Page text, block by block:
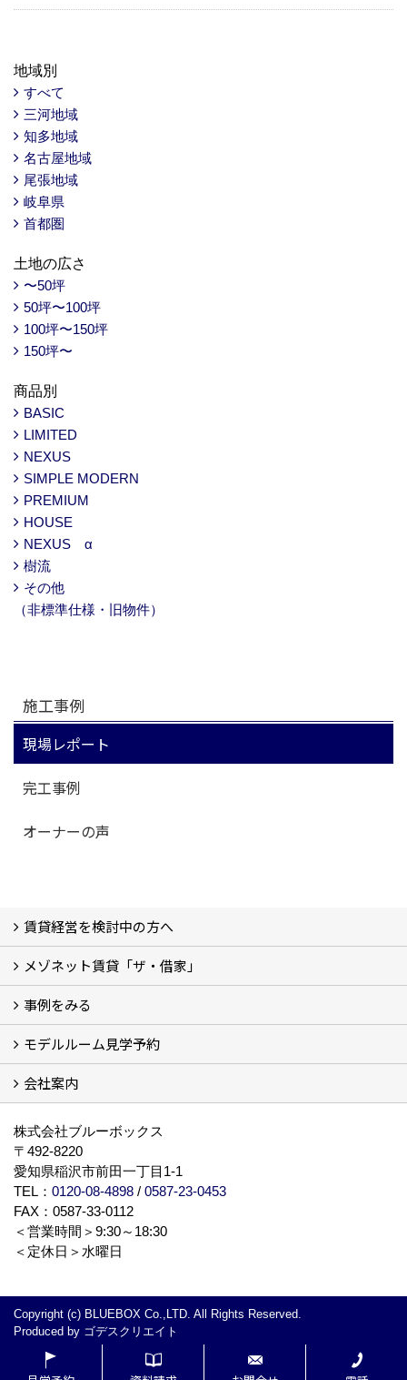
地域別
すべて
三河地域
知多地域
名古屋地域
尾張地域
岐阜県
首都圏
土地の広さ
〜50坪
50坪〜100坪
100坪〜150坪
150坪〜
商品別
BASIC
LIMITED
NEXUS
SIMPLE MODERN
PREMIUM
HOUSE
NEXUS α
樹流
その他
（非標準仕様・旧物件）
施工事例
現場レポート
完工事例
オーナーの声
賃貸経営を検討中の方へ
私たちの考え方
賃貸経営の成功学
様々な無料サービス
相続税とは
よくあるご質問
メゾネット賃貸「ザ・借家」
ザ・借家について詳しく知る (2)
事例をみる
建設中の現場レポート
完成した建物を見てみる
オーナーの声
モデルルーム見学予約
モデルルーム見学予約
会社案内
BLUE BOXについて
株式会社ブルーボックス
〒492-8220
愛知県稲沢市前田一丁目1-1
TEL： 0120-08-4898 / 0587-23-0453
FAX：0587-33-0112
＜営業時間＞9:30～18:30
＜定休日＞水曜日
Copyright (c) BLUEBOX Co.,LTD. All Rights Reserved.
Produced by ゴデスクリエイト